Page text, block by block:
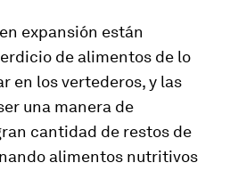
expansión están
de alimentos de lo
en los vertederos, y las
una manera de
cantidad de restos de
alimentos nutritivos